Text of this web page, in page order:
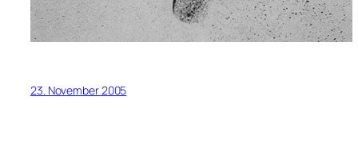
23. November 2005